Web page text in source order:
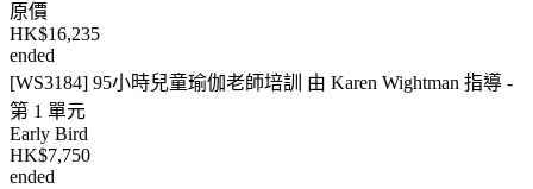
原價
HK$16,235
ended
[WS3184] 95小時兒童瑜伽老師培訓 由 Karen Wightman 指導 -
第 1 單元
Early Bird
HK$7,750
ended